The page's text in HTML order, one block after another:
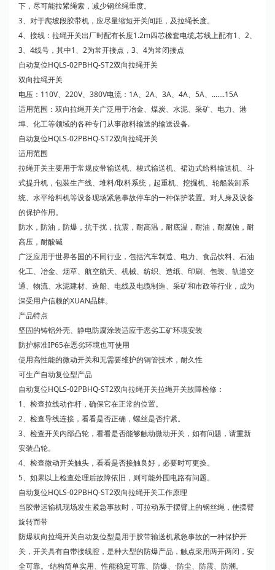
下，尽可能拉紧绳索，减少钢丝绳垂度。
3、对于爬坡段胶带机，应尽量缩短开关间距，及拉绳长度。
4、接线：拉绳开关出厂时配有长度1.2m四芯橡套电缆,芯线上配有1、2、
3、4线号，其中1、2为常开接点，3、4为常闭接点
自动复位HQLS-02PBHQ-ST2双向拉绳开关
双向拉绳开关
电压：110V、220V、380V电流：1A、2A、3A、4A、5A、.......15A
适用范围：双向拉绳开关广泛用于冶金、煤炭、水泥、采矿、电力、港
埠、化工等领域的各种专门从事散料输送的输送设备.
自动复位HQLS-02PBHQ-ST2双向拉绳开关
适用范围
拉绳开关主要用于常规皮带输送机、梭式输送机、裙边式给料输送机、斗
式提升机，包装生产线、堆料/取料系统，起重机、挖掘机、轮船装卸系
统、水平给料机等设备现场紧急事故停车的一种保护装置。对人身及设备
的保护作用。
防水，防油，防爆，抗干扰，抗震，耐高温，耐底温，耐油，耐腐蚀，耐
高压，耐酸碱
广泛应用于世界各国的不同行业，包括汽车制造、电力、食品饮料、石油
化工、冶金、烟草、航空航天、机械、纺织、造纸、印刷、包装、轨道交
通、物流、水泥建材、造船、电线及电缆制造、采矿和市政等行业，成为
深受用户信赖的XUAN品牌。
产品特点
坚固的铸铝外壳、静电防腐涂装适应于恶劣工矿环境安装
防护标准IP65在恶劣环境也可使用
使用高性能的微动开关和无需要维护的铜管技术，耐久性
可生产自动复位型产品
自动复位HQLS-02PBHQ-ST2双向拉绳开关拉绳开关故障检修：
1、检查拉线动作杆，确保它在正常的位置。
2、检查导线连接，看看是否正确，螺丝是否拧紧。
3、检查开关内部凸轮，看看是否能够触动微动开关，如有问题，请重新
安装凸轮。
4、检查微动开关触头，看看是否接触良好，必要时可更换。
5、如果以上检查处理后故障依旧，则可能外围电路有问题。
自动复位HQLS-02PBHQ-ST2双向拉绳开关工作原理
当胶带运输机现场发生紧急事故时，可拉动系于摆臂上的钢丝绳，使摆臂
旋转而带
防爆双向拉绳开关自动复位型是用于胶带输送机紧急事故的一种保护开
关，开关具有自带接线腔，是种大型的防爆产品，触点采用两开两闭，安
全可靠。·结构简单实用、性能稳定可靠、防爆、·防尘、防震、防潮。